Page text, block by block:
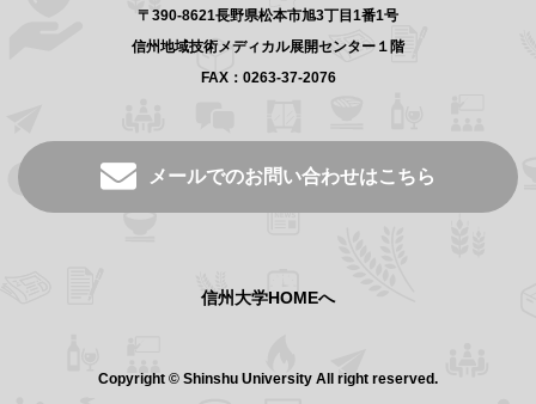
〒390-8621長野県松本市旭3丁目1番1号
信州地域技術メディカル展開センター１階
FAX：0263-37-2076
メールでのお問い合わせはこちら
信州大学HOMEへ
Copyright © Shinshu University All right reserved.